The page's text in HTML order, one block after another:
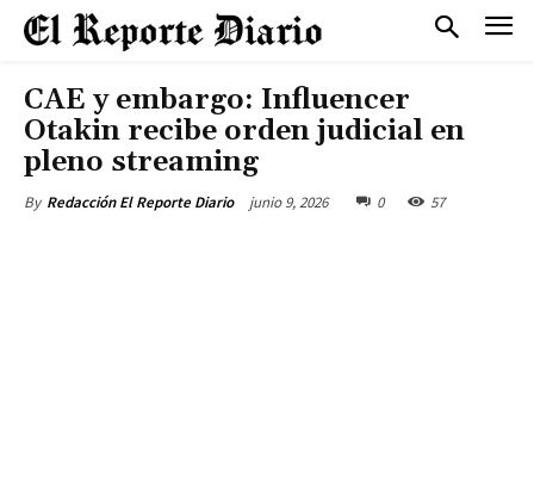
CAE y embargo: Influencer
Otakin recibe orden judicial en
pleno streaming
By Redacción El Reporte Diario junio 9, 2026 0 57